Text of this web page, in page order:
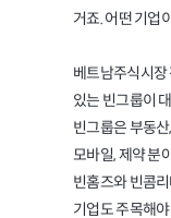
거죠. 어떤 기업
베트남주식시
있는 빈그룹이
빈그룹은 부동
모바일, 제약 분
빈홈즈와 빈콤
기업도 주목해